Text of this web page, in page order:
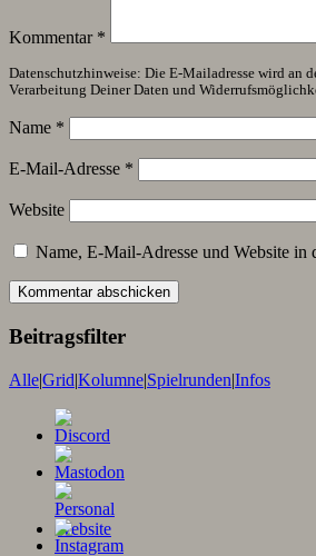
Kommentar *
Datenschutzhinweise: Die E-Mailadresse wird an
Verarbeitung Deiner Daten und
Name *
E-Mail-Adresse *
Website
Name, E-Mail-Adresse und Website in
Beitragsfilter
Alle|Grid|Kolumne|Spielrunden|Infos